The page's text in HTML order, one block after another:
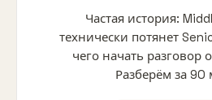
Частая история:
технически потянет
чего начать
Разберём за 90